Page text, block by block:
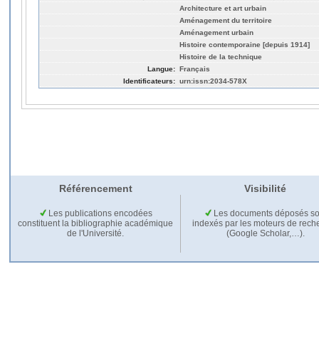
Architecture et art urbain
Aménagement du territoire
Aménagement urbain
Histoire contemporaine [depuis 1914]
Histoire de la technique
Langue: Français
Identificateurs: urn:issn:2034-578X
Référencement Visibilité
Les publications encodées
constituent la bibliographie académique
de l'Université.
Les documents déposés
indexés par les moteurs de
(Google Scholar,…).